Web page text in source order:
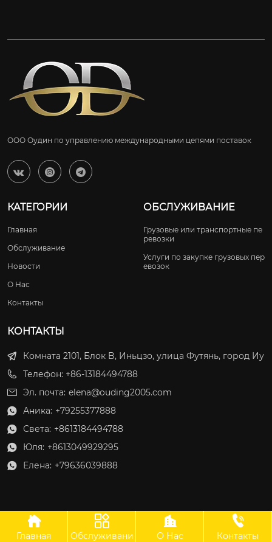
ООО Оудин по управлению международными цепями поставок
  
КАТЕГОРИИ
Главная
Обслуживание
Новости
О Нас
Контакты
ОБСЛУЖИВАНИЕ
Грузовые или транспортные пе
ревозки
Услуги по закупке грузовых пер
евозок
КОНТАКТЫ
Комната 2101, Блок B, Иньцзо, улица Футянь, город Иу
Телефон: +86-13184494788
Эл. почта: elena@ouding2005.com
 Аника: +79255377888
 Света: +8613184494788
 Юля: +8613049929295
 Елена: +79636039888
ООО Оудин по управлению международными цепями поставок

Главная

Обслуживани

О Нас

Контакты